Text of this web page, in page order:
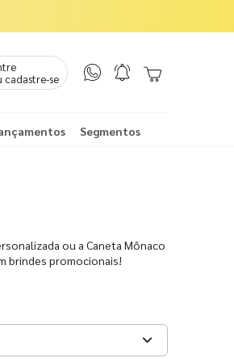
cadastre-se
Segmentos
ou a Caneta Mônaco
brindes promocionais!